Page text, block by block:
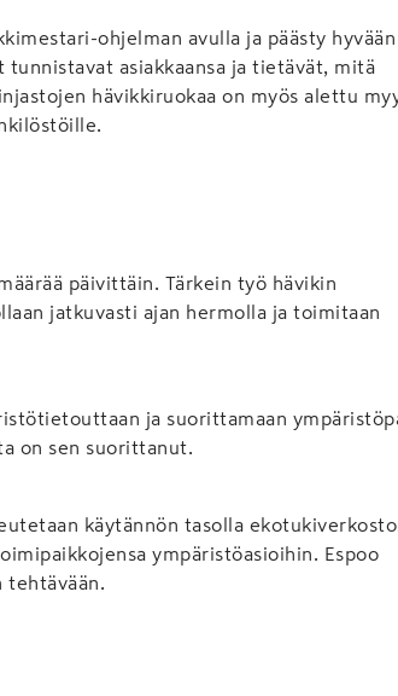
ohjelman avulla ja päästy hyvään
asiakkaansa ja tietävät, mitä
hävikkiruokaa on myös alettu
päivittäin. Tärkein työ hävikin
jatkuvasti ajan hermolla ja toimitaan
ja suorittamaan
on sen suorittanut.
käytännön tasolla
ympäristöasioihin. Espoo